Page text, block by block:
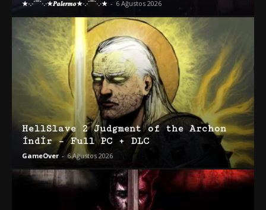
★·.·´¯`·.·★𝑷𝒂𝒍𝒆𝒓𝒎𝒐★·.·´¯`·.·★ - 6 Ağustos 2026
HellSlave 2 Judgment of the Archon
İndir – Full PC + DLC
GameOver - 6 Ağustos 2026